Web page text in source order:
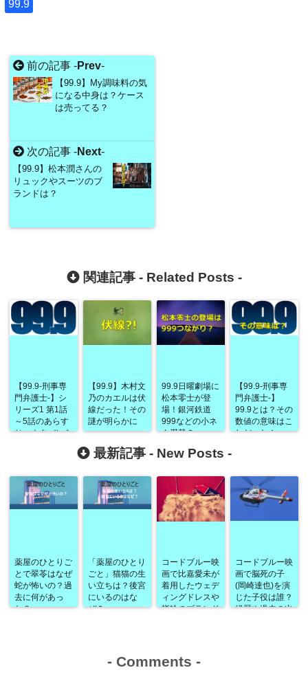
99.9
前の記事 -Prev-
【99.9】My調味料の気
になる中身は？ケース
は売ってる？
次の記事 -Next-
【99.9】松本潤さんの
リュックやスーツのブ
ランドは？
関連記事 - Related Posts -
【99.9‐刑事専
門弁護士‐】シ
リーズ1 第1話
～5話のあらす
じ・ネタバレを
【99.9】木村文
乃のカエルは伏
線だった！その
謎が明らかに
99.9日曜劇場に
松本零士が登
場！銀河鉄道
999などの小ネ
タ満載？
【99.9-刑事専
門弁護士-】
99.9とは？その
数値の意味はこ
れだった！
最新記事 - New Posts -
薬屋のひとりご
とで翠苓はなぜ
蛇が怖いの？過
去に何があっ
た？
「薬屋のひとり
ごと」猫猫の生
い立ちは？後宮
にいるのはな
ぜ？
コードブルー映
画で比嘉愛未が
着用したウェデ
ィングドレスや
指輪のブランド
コードブルー映
画で脳死の子
(岡崎達也)を演
じた子役は誰？
経歴や過去の出
- Comments -